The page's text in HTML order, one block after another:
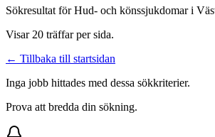
Sökresultat förHud- och könssjukdomar i
Visar 20 träffar per sida.
← Tillbaka till startsidan
Inga jobb hittades med dessa sökkriterier.
Prova att bredda din sökning.